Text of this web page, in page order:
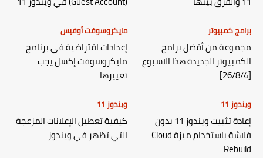
برامج كمبيوتر
مجموعة من أفضل برامج
الكمبيوتر الجديدة هذا الاسبوع
[26/8/4]
مايكروسوفت أوفيس
إعدادات افتراضية في برنامج
مايكروسوفت إكسل يجب
تغييرها
ويندوز 11
إعادة تثبيت ويندوز 11 بدون
فلاشة باستخدام ميزة Cloud
Rebuild
ويندوز 11
كيفية تعطيل الإعلانات المزعجة
التي تظهر في ويندوز